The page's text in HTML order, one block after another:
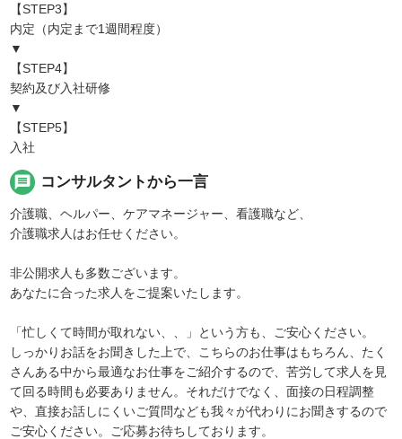
【STEP3】
内定（内定まで1週間程度）
▼
【STEP4】
契約及び入社研修
▼
【STEP5】
入社
message コンサルタントから一言
介護職、ヘルパー、ケアマネージャー、看護職など、
介護職求人はお任せください。
非公開求人も多数ございます。
あなたに合った求人をご提案いたします。
「忙しくて時間が取れない、、」という方も、ご安心ください。
しっかりお話をお聞きした上で、こちらのお仕事はもちろん、たく
さんある中から最適なお仕事をご紹介するので、苦労して求人を見
て回る時間も必要ありません。それだけでなく、面接の日程調整
や、直接お話しにくいご質問なども我々が代わりにお聞きするので
ご安心ください。ご応募お待ちしております。